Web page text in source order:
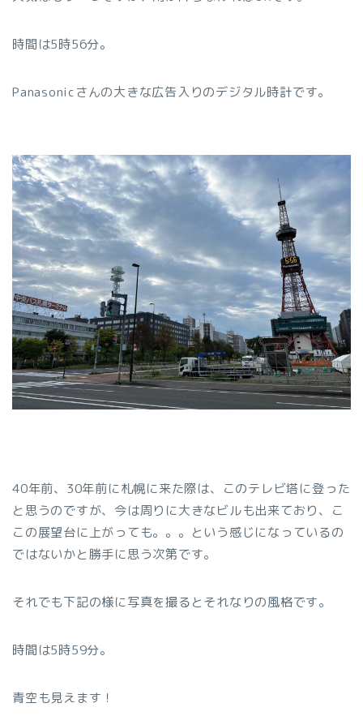
時間は5時56分。
Panasonicさんの大きな広告入りのデジタル時計です。
40年前、30年前に札幌に来た際は、このテレビ塔に登った
と思うのですが、今は周りに大きなビルも出来ており、こ
この展望台に上がっても。。。という感じになっているの
ではないかと勝手に思う次第です。
それでも下記の様に写真を撮るとそれなりの風格です。
時間は5時59分。
青空も見えます！